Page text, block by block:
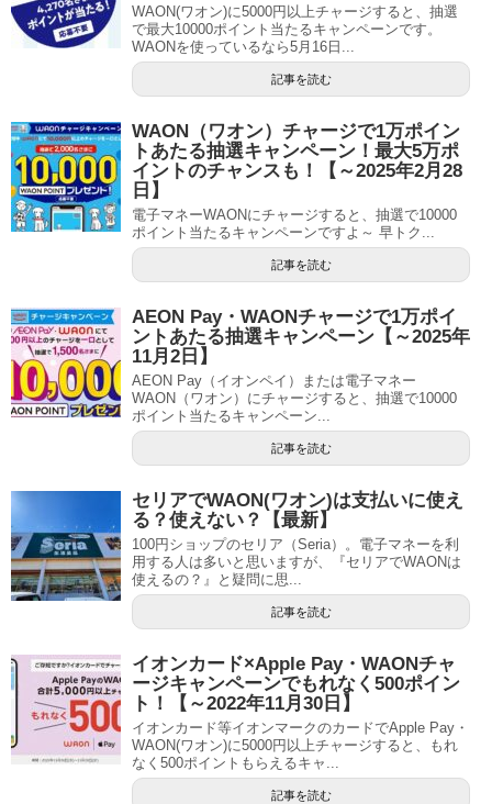
WAON(ワオン)に5000円以上チャージすると、抽選
で最大10000ポイント当たるキャンペーンです。
WAONを使っているなら5月16日...
記事を読む
WAON（ワオン）チャージで1万ポイン
トあたる抽選キャンペーン！最大5万ポ
イントのチャンスも！【～2025年2月28
日】
電子マネーWAONにチャージすると、抽選で10000
ポイント当たるキャンペーンですよ～ 早トク...
記事を読む
AEON Pay・WAONチャージで1万ポイ
ントあたる抽選キャンペーン【～2025年
11月2日】
AEON Pay（イオンペイ）または電子マネー
WAON（ワオン）にチャージすると、抽選で10000
ポイント当たるキャンペーン...
記事を読む
セリアでWAON(ワオン)は支払いに使え
る？使えない？【最新】
100円ショップのセリア（Seria）。電子マネーを利
用する人は多いと思いますが、『セリアでWAONは
使えるの？』と疑問に思...
記事を読む
イオンカード×Apple Pay・WAONチャ
ージキャンペーンでもれなく500ポイン
ト！【～2022年11月30日】
イオンカード等イオンマークのカードでApple Pay・
WAON(ワオン)に5000円以上チャージすると、もれ
なく500ポイントもらえるキャ...
記事を読む